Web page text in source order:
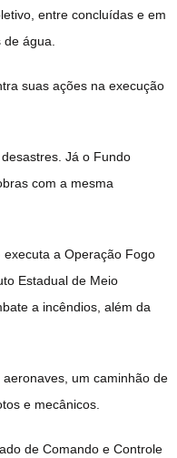
entre concluídas e em
água.
suas ações na execução
Já o Fundo
com a mesma
a Operação Fogo
Estadual de Meio
a incêndios, além da
um caminhão de
e mecânicos.
de Comando e Controle